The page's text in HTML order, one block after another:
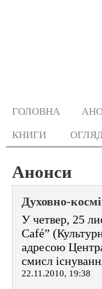
ГОЛОВНА
КНИГИ
Анонси
Духовно-
У четвер, 25
Café”
адресою
смисл
22.11.2010, 19:38